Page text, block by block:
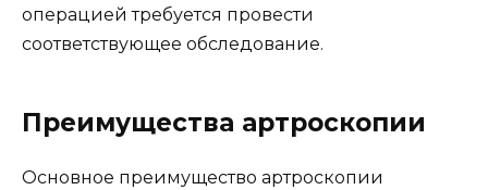
операцией требуется провести
соответствующее обследование.
Преимущества артроскопии
Основное преимущество артроскопии